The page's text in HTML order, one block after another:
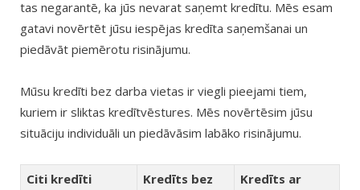
tas negarantē, ka jūs nevarat saņemt kredītu. Mēs esam
gatavi novērtēt jūsu iespējas kredīta saņemšanai un
piedāvāt piemērotu risinājumu.
Mūsu kredīti bez darba vietas ir viegli pieejami tiem,
kuriem ir sliktas kredītvēstures. Mēs novērtēsim jūsu
situāciju individuāli un piedāvāsim labāko risinājumu.
Citi kredīti
Kredīts bez
Kredīts ar